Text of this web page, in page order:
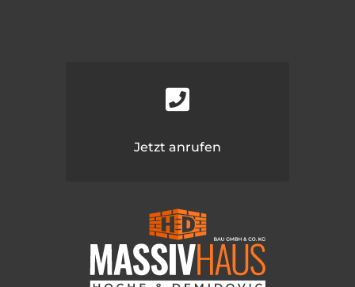

Jetzt anrufen